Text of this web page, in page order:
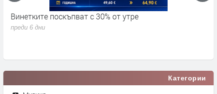
Винетките поскъпват с 30% от утре
преди 6 дни
Категории